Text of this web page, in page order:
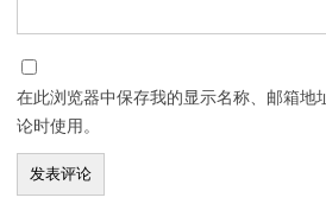
在此浏览器中保存我的显示名称、邮箱地
论时使用。